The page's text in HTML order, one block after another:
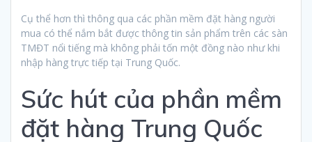
Cụ thể hơn thì thông qua các phần mềm đặt hàng người
mua có thể nắm bắt được thông tin sản phẩm trên các sàn
TMĐT nổi tiếng mà không phải tốn một đồng nào như khi
nhập hàng trực tiếp tại Trung Quốc.
Sức hút của phần mềm
đặt hàng Trung Quốc